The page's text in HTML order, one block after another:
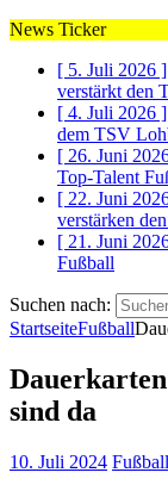
News Ticker
[ 5. Juli 2026 ]
verstärkt den
[ 4. Juli 2026 ]
dem TSV
[ 26. Juni
Top-Talent
[ 22. Juni
verstärken
[ 21. Juni
Fußball
Suchen nach:
StartseiteFußball
sind da
10. Juli 2024 Fußball